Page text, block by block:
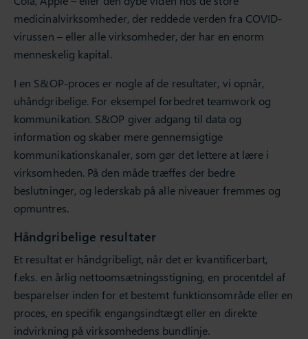
medicinalvirksomheder, der reddede verden fra COVID-
virussen – eller alle virksomheder, der har en enorm
menneskelig kapital.
I en S&OP-proces er nogle af de resultater, vi opnår,
uhåndgribelige. For eksempel forbedret teamwork og
kommunikation. S&OP giver adgang til data og
information og skaber mere gennemsigtige
kommunikationskanaler, som gør det lettere at lære i
virksomheden. På den måde træffes der bedre
beslutninger, og lederskab på alle niveauer fremmes og
opmuntres.
Håndgribelige resultater
Et resultat er håndgribeligt, når det er kvantificerbart,
f.eks. en årlig nettoomsætningsstigning, en procentdel af
besparelser inden for et bestemt funktionsområde eller en
proces, en specifik engangsindtægt eller en direkte
indvirkning på virksomhedens bundlinje.